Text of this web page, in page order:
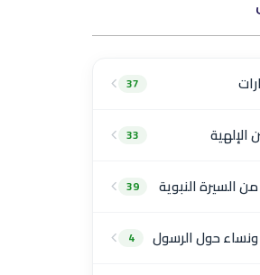
37
الإلهية 33
من السيرة النبوية 39
ونساء حول الرسول 4